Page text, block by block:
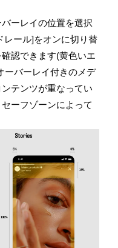
ーレイの位置を選択
レール]をオンに切り替
認できます(黄色いエ
ーバーレイ付きのメデ
テンツが重なってい
ーフゾーンによって